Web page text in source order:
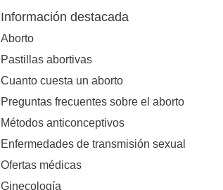
Información destacada
Aborto
Pastillas abortivas
Cuanto cuesta un aborto
Preguntas frecuentes sobre el aborto
Métodos anticonceptivos
Enfermedades de transmisión sexual
Ofertas médicas
Ginecología